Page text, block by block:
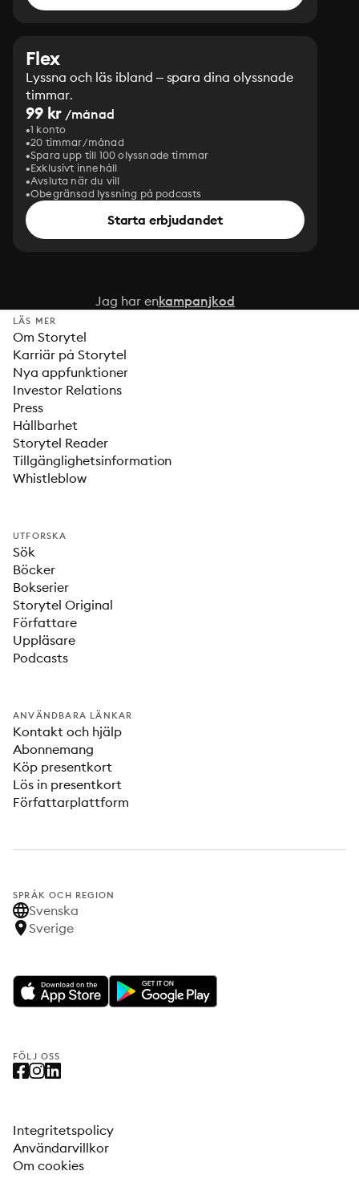
Flex
Lyssna och läs ibland – spara dina olyssnade
timmar.
99 kr /månad
1 konto
20 timmar/månad
Spara upp till 100 olyssnade timmar
Exklusivt innehåll
Avsluta när du vill
Obegränsad lyssning på podcasts
Starta erbjudandet
Jag har enkampanjkod
LÄS MER
Om Storytel
Karriär på Storytel
Nya appfunktioner
Investor Relations
Press
Hållbarhet
Storytel Reader
Tillgänglighetsinformation
Whistleblow
UTFORSKA
Sök
Böcker
Bokserier
Storytel Original
Författare
Uppläsare
Podcasts
ANVÄNDBARA LÄNKAR
Kontakt och hjälp
Abonnemang
Köp presentkort
Lös in presentkort
Författarplattform
SPRÅK OCH REGION
Svenska
Sverige
FÖLJ OSS
Integritetspolicy
Användarvillkor
Om cookies